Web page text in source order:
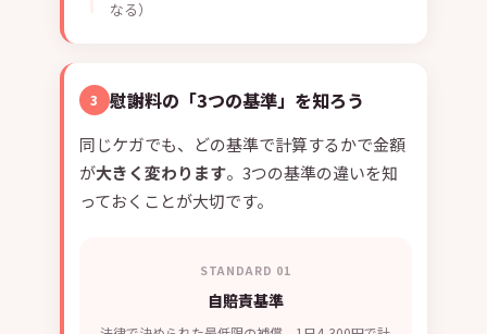
なる）
3 慰謝料の「3つの基準」を知ろう
同じケガでも、どの基準で計算するかで金額
が大きく変わります。3つの基準の違いを知
っておくことが大切です。
STANDARD 01
自賠責基準